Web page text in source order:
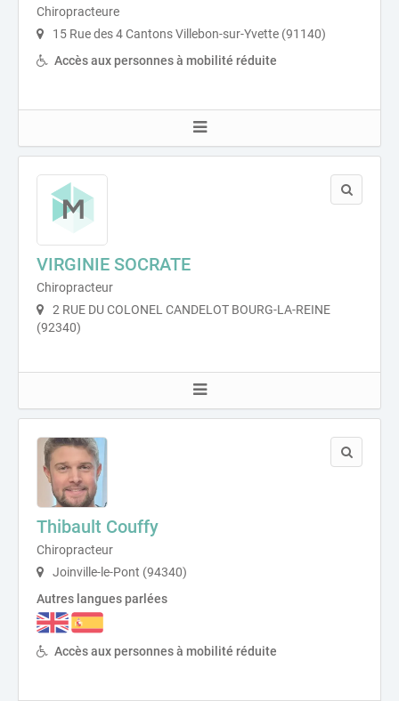
Chiropracteure
15 Rue des 4 Cantons Villebon-sur-Yvette (91140)
Accès aux personnes à mobilité réduite
VIRGINIE SOCRATE
Chiropracteur
2 RUE DU COLONEL CANDELOT BOURG-LA-REINE
(92340)
Thibault Couffy
Chiropracteur
Joinville-le-Pont (94340)
Autres langues parlées
Accès aux personnes à mobilité réduite